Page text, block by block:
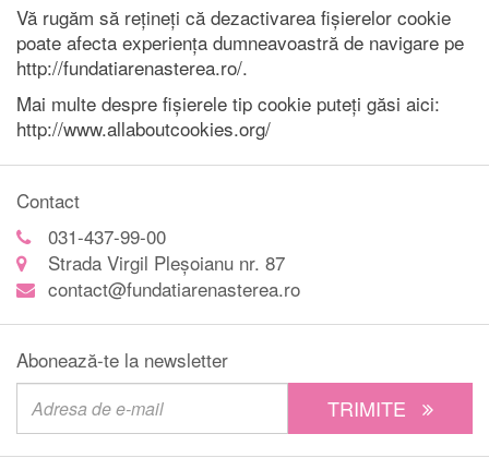
Vă rugăm să rețineți că dezactivarea fișierelor cookie
poate afecta experiența dumneavoastră de navigare pe
http://fundatiarenasterea.ro/.
Mai multe despre fișierele tip cookie puteți găsi aici:
http://www.allaboutcookies.org/
Contact
031-437-99-00
Strada Virgil Pleșoianu nr. 87
contact@fundatiarenasterea.ro
Abonează-te la newsletter
TRIMITE